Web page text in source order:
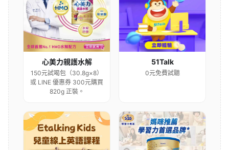
心美力親護水解
150元試喝包（30.8g×8）
或 LINE 優惠券 300元購買
820g 正裝。
51Talk
0元免費試聽